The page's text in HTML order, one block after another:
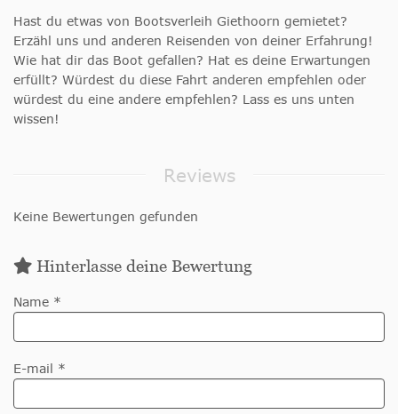
Hast du etwas von Bootsverleih Giethoorn gemietet?
Erzähl uns und anderen Reisenden von deiner Erfahrung!
Wie hat dir das Boot gefallen? Hat es deine Erwartungen
erfüllt? Würdest du diese Fahrt anderen empfehlen oder
würdest du eine andere empfehlen? Lass es uns unten
wissen!
Reviews
Keine Bewertungen gefunden
Hinterlasse deine Bewertung
Name *
E-mail *